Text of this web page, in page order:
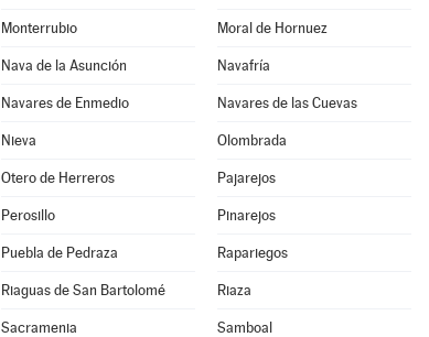
Monterrubio Moral de Hornuez
Nava de la Asunción Navafría
Navares de Enmedio Navares de las Cuevas
Nieva Olombrada
Otero de Herreros Pajarejos
Perosillo Pinarejos
Puebla de Pedraza Rapariegos
Riaguas de San Bartolomé Riaza
Sacramenia Samboal